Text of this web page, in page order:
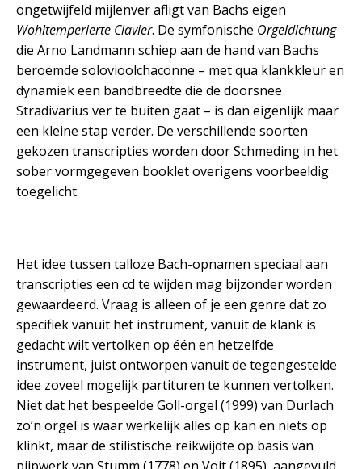
ongetwijfeld mijlenver afligt van Bachs eigen
Wohltemperierte Clavier. De symfonische Orgeldichtung
die Arno Landmann schiep aan de hand van Bachs
beroemde solovioolchaconne – met qua klankkleur en
dynamiek een bandbreedte die de doorsnee
Stradivarius ver te buiten gaat – is dan eigenlijk maar
een kleine stap verder. De verschillende soorten
gekozen transcripties worden door Schmeding in het
sober vormgegeven booklet overigens voorbeeldig
toegelicht.
Het idee tussen talloze Bach-opnamen speciaal aan
transcripties een cd te wijden mag bijzonder worden
gewaardeerd. Vraag is alleen of je een genre dat zo
specifiek vanuit het instrument, vanuit de klank is
gedacht wilt vertolken op één en hetzelfde
instrument, juist ontworpen vanuit de tegengestelde
idee zoveel mogelijk partituren te kunnen vertolken.
Niet dat het bespeelde Goll-orgel (1999) van Durlach
zo’n orgel is waar werkelijk alles op kan en niets op
klinkt, maar de stilistische reikwijdte op basis van